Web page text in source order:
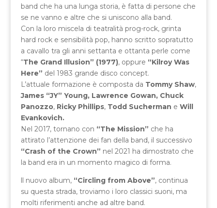
band che ha una lunga storia, è fatta di persone che
se ne vanno e altre che si uniscono alla band.
Con la loro miscela di teatralità prog-rock, grinta
hard rock e sensibilità pop, hanno scritto sopratutto
a cavallo tra gli anni settanta e ottanta perle come
“The Grand Illusion” (1977), oppure “Kilroy Was
Here” del 1983 grande disco concept.
L’attuale formazione è composta da Tommy Shaw,
James “JY” Young, Lawrence Gowan, Chuck
Panozzo, Ricky Phillips, Todd Sucherman e Will
Evankovich.
Nel 2017, tornano con “The Mission” che ha
attirato l’attenzione dei fan della band, il successivo
“Crash of the Crown” nel 2021 ha dimostrato che
la band era in un momento magico di forma.
ll nuovo album, “Circling from Above”, continua
su questa strada, troviamo i loro classici suoni, ma
molti riferimenti anche ad altre band.